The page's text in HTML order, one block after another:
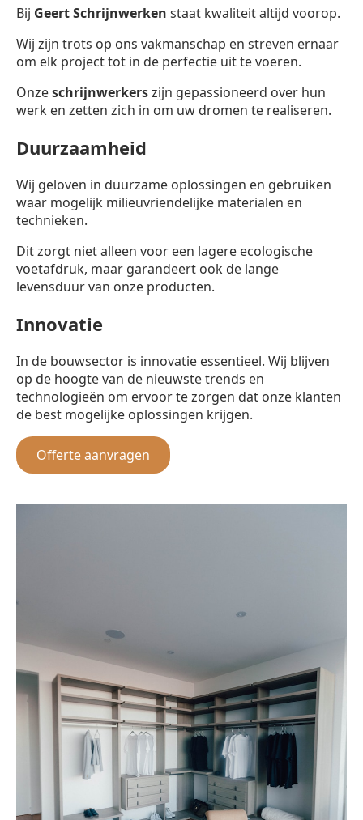
Bij Geert Schrijnwerken staat kwaliteit altijd voorop.
Wij zijn trots op ons vakmanschap en streven ernaar
om elk project tot in de perfectie uit te voeren.
Onzeschrijnwerkerszijn gepassioneerd over hun
werk en zetten zich in om uw dromen te realiseren.
Duurzaamheid
Wij geloven in duurzame oplossingen en gebruiken
waar mogelijk milieuvriendelijke materialen en
technieken.
Dit zorgt niet alleen voor een lagere ecologische
voetafdruk, maar garandeert ook de lange
levensduur van onze producten.
Innovatie
In de bouwsector is innovatie essentieel. Wij blijven
op de hoogte van de nieuwste trends en
technologieën om ervoor te zorgen dat onze klanten
de best mogelijke oplossingen krijgen.
Offerte aanvragen